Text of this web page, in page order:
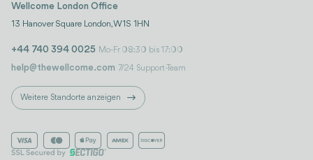
Wellcome London Office
13 Hanover Square London, W1S 1HN
+44 740 394 0025 Mo-Fr 08:30 bis 17:00
help@thewellcome.com 7/24 Support-Team
Weitere Standorte anzeigen